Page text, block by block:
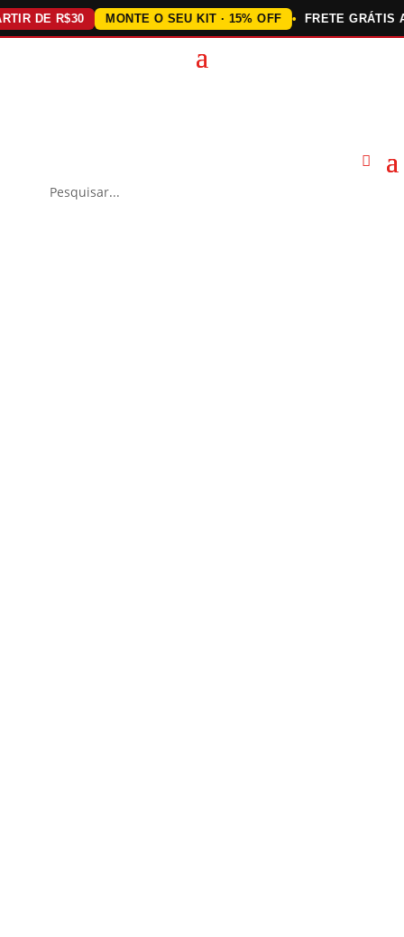
DE R$30 MONTE O SEU KIT · 15% OFF FRETE GRÁTIS